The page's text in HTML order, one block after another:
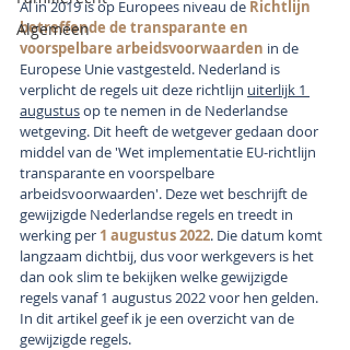
Algemeen
Al in 2019 is op Europees niveau de Richtlijn
betreffende de transparante en
voorspelbare arbeidsvoorwaarden in de
Europese Unie vastgesteld. Nederland is
verplicht de regels uit deze richtlijn uiterlijk 1
augustus op te nemen in de Nederlandse
wetgeving. Dit heeft de wetgever gedaan door
middel van de 'Wet implementatie EU-richtlijn
transparante en voorspelbare
arbeidsvoorwaarden'. Deze wet beschrijft de
gewijzigde Nederlandse regels en treedt in
werking per 1 augustus 2022. Die datum komt
langzaam dichtbij, dus voor werkgevers is het
dan ook slim te bekijken welke gewijzigde
regels vanaf 1 augustus 2022 voor hen gelden.
In dit artikel geef ik je een overzicht van de
gewijzigde regels.